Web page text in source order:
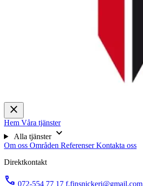
close
Hem Våra tjänster
Alla tjänster expand_more
Om oss Områden ReferenserKontakta oss
Direktkontakt
call 072-554 77 17 f.finsnickeri@gmail.com